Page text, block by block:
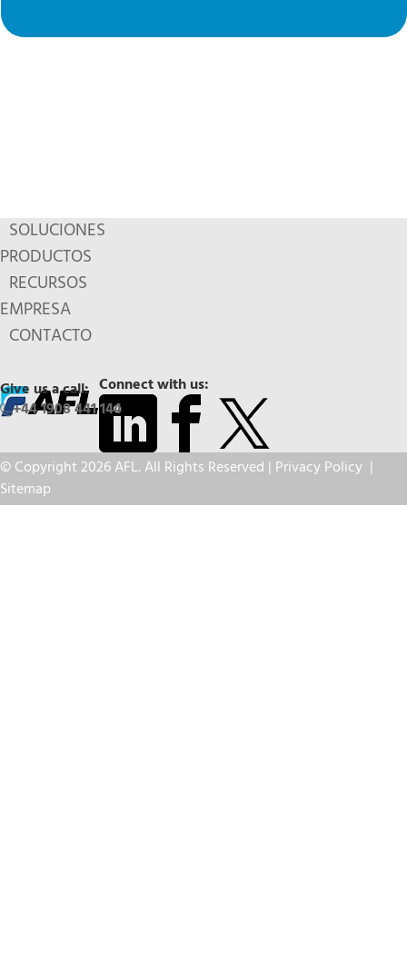
SOLUCIONES
PRODUCTOS
RECURSOS
EMPRESA
CONTACTO
Connect with us:
Give us a call:
+44 1908 441 144
© Copyright 2026 AFL. All Rights Reserved | Privacy Policy |
Sitemap